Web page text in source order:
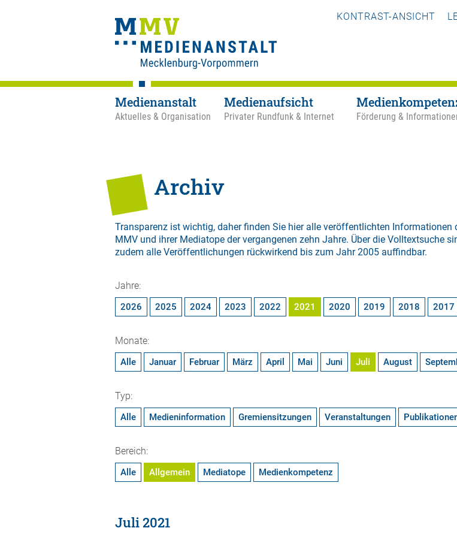
KONTRAST-ANSICHT
Medienanstalt
Aktuelles & Organisation
Medienaufsicht
Privater Rundfunk & Internet Förderung &
Archiv
Transparenz ist wichtig, daher finden Sie hier alle veröffentlichten Informationen
MMV und ihrer Mediatope der vergangenen zehn Jahre. Über die Volltextsuche
zudem alle Veröffentlichungen rückwirkend bis zum Jahr 2005 auffindbar.
Jahre:
2026 2025 2024 2023 2022 2021 2020 2019 2018 2017
Monate:
Alle Januar Februar März April Mai Juni Juli August
Typ:
Alle Medieninformation Gremiensitzungen Veranstaltungen
Bereich:
Alle Allgemein Mediatope Medienkompetenz
Juli 2021